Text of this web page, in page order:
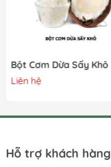
Bột Cơm Dừa Sấy Khô
Liên hệ
Hỗ trợ khách hàng